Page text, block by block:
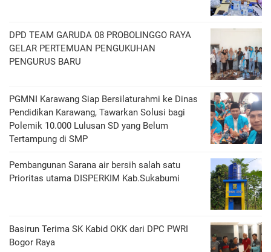
DPD TEAM GARUDA 08 PROBOLINGGO RAYA
GELAR PERTEMUAN PENGUKUHAN
PENGURUS BARU
PGMNI Karawang Siap Bersilaturahmi ke Dinas
Pendidikan Karawang, Tawarkan Solusi bagi
Polemik 10.000 Lulusan SD yang Belum
Tertampung di SMP
Pembangunan Sarana air bersih salah satu
Prioritas utama DISPERKIM Kab.Sukabumi
Basirun Terima SK Kabid OKK dari DPC PWRI
Bogor Raya